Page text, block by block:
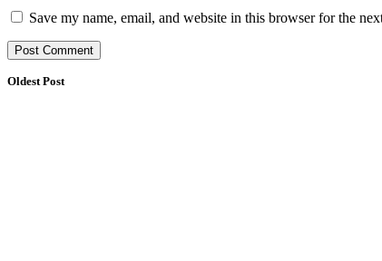
Save my name, email, and website in this browser for the
Oldest Post